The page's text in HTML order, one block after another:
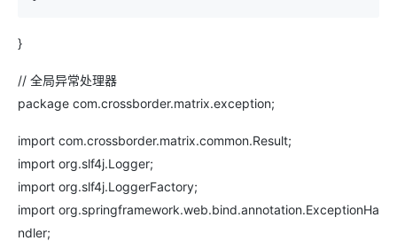
}
// 全局异常处理器
package com.crossborder.matrix.exception;
import com.crossborder.matrix.common.Result;
import org.slf4j.Logger;
import org.slf4j.LoggerFactory;
import org.springframework.web.bind.annotation.ExceptionHa
ndler;